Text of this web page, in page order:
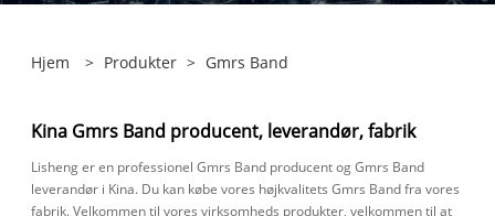
Hjem > Produkter > Gmrs Band
Kina Gmrs Band producent, leverandør, fabrik
Lisheng er en professionel Gmrs Band producent og Gmrs Band
leverandør i Kina. Du kan købe vores højkvalitets Gmrs Band fra vores
fabrik. Velkommen til vores virksomheds produkter, velkommen til at